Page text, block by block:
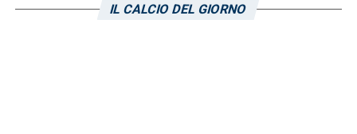
perché per noi Belotti è importantissimo. A
IL CALCIO DEL GIORNO